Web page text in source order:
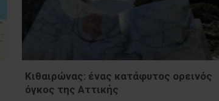
Κιθαιρώνας: ένας κατάφυτος ορεινός
όγκος της Αττικής